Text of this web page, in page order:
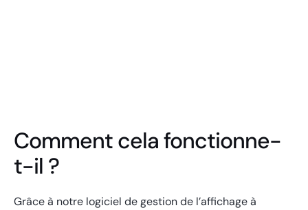
Comment cela fonctionne-
t-il ?
Grâce à notre logiciel de gestion de l’affichage à